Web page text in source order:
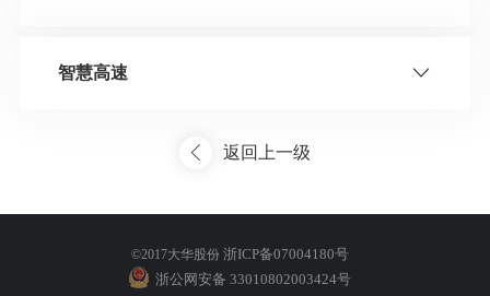
智慧高速
返回上一级
©2017大华股份 浙ICP备07004180号
浙公网安备 33010802003424号